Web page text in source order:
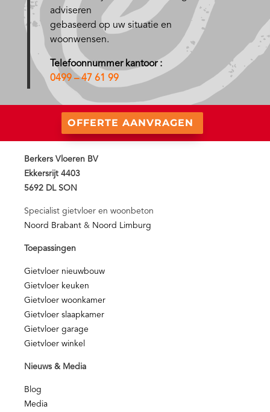
adviseren
gebaseerd op uw situatie en
woonwensen.
Telefoonnummer kantoor :
0499 – 47 61 99
OFFERTE AANVRAGEN
Berkers Vloeren BV
Ekkersrijt 4403
5692 DL SON
Specialist gietvloer en woonbeton
Noord Brabant & Noord Limburg
Toepassingen
Gietvloer nieuwbouw
Gietvloer keuken
Gietvloer woonkamer
Gietvloer slaapkamer
Gietvloer garage
Gietvloer winkel
Nieuws & Media
Blog
Media